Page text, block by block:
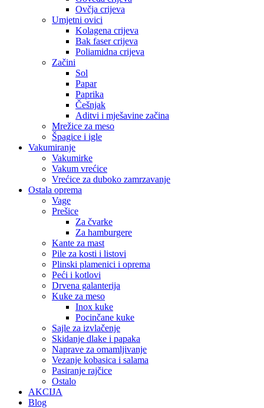
Ovčja crijeva
Umjetni ovici
Kolagena crijeva
Bak faser crijeva
Poliamidna crijeva
Začini
Sol
Papar
Paprika
Češnjak
Aditvi i mješavine začina
Mrežice za meso
Špagice i igle
Vakumiranje
Vakumirke
Vakum vrećice
Vrećice za duboko zamrzavanje
Ostala oprema
Vage
Prešice
Za čvarke
Za hamburgere
Kante za mast
Pile za kosti i listovi
Plinski plamenici i oprema
Peći i kotlovi
Drvena galanterija
Kuke za meso
Inox kuke
Pocinčane kuke
Sajle za izvlačenje
Skidanje dlake i papaka
Naprave za omamljivanje
Vezanje kobasica i salama
Pasiranje rajčice
Ostalo
AKCIJA
Blog